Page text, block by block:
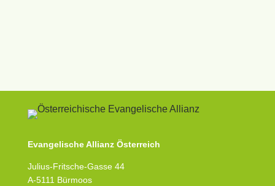
Evangelische Allianz Österreich
Julius-Fritsche-Gasse 44
A-5111 Bürmoos